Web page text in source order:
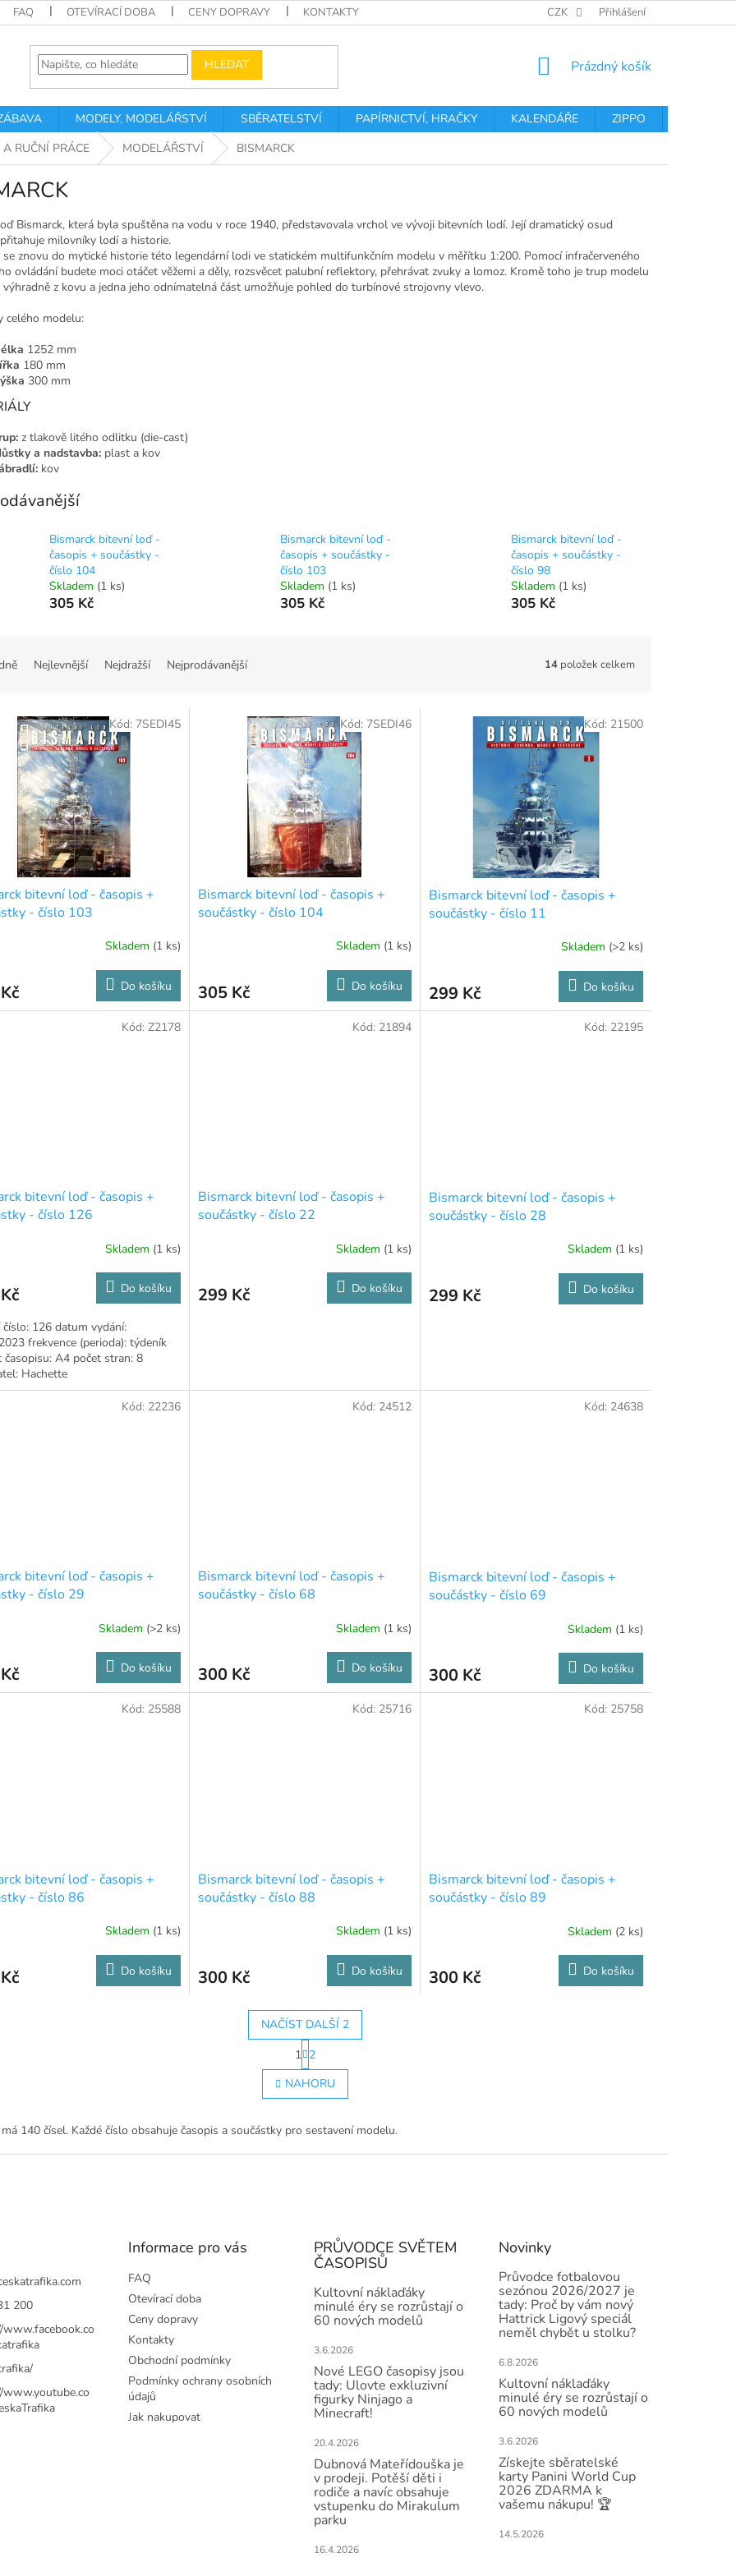
FAQ OTEVÍRACÍ DOBA CENY DOPRAVY KONTAKTY PODMÍNKY OCHRANY OSOBNÍCH
CZK Přihlášení
HLEDAT
NÁKUPNÍ
Prázdný košík
MODELY, MODELÁŘSTVÍ SBĚRATELSTVÍ PAPÍRNICTVÍ, HRAČKY KALENDÁŘE ZIPPO
RUČNÍ PRÁCE MODELÁŘSTVÍ BISMARCK
Bismarck, která byla spuštěna na vodu v roce 1940, představovala vrchol ve vývoji bitevních lodí. Její dramatický osud
milovníky lodí a historie.
se znovu do mytické historie této legendární lodi ve statickém multifunkčním modelu v měřítku 1:200. Pomocí infračerveného
ovládání budete moci otáčet věžemi a děly, rozsvěcet palubní reflektory, přehrávat zvuky a lomoz. Kromě toho je trup modelu
z kovu a jedna jeho odnímatelná část umožňuje pohled do turbínové strojovny vlevo.
celého modelu:
1252 mm
180 mm
300 mm
z tlakově litého odlitku (die-cast)
a nadstavba: plast a kov
kov
Bismarck bitevní loď -
časopis + součástky -
číslo 104
Skladem (1 ks)
305 Kč
Bismarck bitevní loď -
časopis + součástky -
číslo 103
Skladem (1 ks)
305 Kč
Bismarck bitevní loď -
časopis + součástky -
číslo 98
Skladem (1 ks)
305 Kč
Nejlevnější Nejdražší Nejprodávanější 14 položek celkem
bitevní loď - časopis +
- číslo 103
Skladem (1 ks)
Do košíku
Kód: 7SEDI45
Bismarck bitevní loď - časopis +
součástky - číslo 104
Skladem (1 ks)
305 Kč Do košíku
Kód: 7SEDI46
Bismarck bitevní loď - časopis +
součástky - číslo 11
Skladem (>2 ks)
299 Kč Do košíku
Kód: 21500
bitevní loď - časopis +
- číslo 126
Skladem (1 ks)
Do košíku
číslo: 126 datum vydání:
frekvence (perioda): týdeník
A4 počet stran: 8
Hachette
Kód: Z2178
Bismarck bitevní loď - časopis +
součástky - číslo 22
Skladem (1 ks)
299 Kč Do košíku
Kód: 21894
Bismarck bitevní loď - časopis +
součástky - číslo 28
Skladem (1 ks)
299 Kč Do košíku
Kód: 22195
bitevní loď - časopis +
- číslo 29
Skladem (>2 ks)
Do košíku
Kód: 22236
Bismarck bitevní loď - časopis +
součástky - číslo 68
Skladem (1 ks)
300 Kč Do košíku
Kód: 24512
Bismarck bitevní loď - časopis +
součástky - číslo 69
Skladem (1 ks)
300 Kč Do košíku
Kód: 24638
bitevní loď - časopis +
- číslo 86
Skladem (1 ks)
Do košíku
Kód: 25588
Bismarck bitevní loď - časopis +
součástky - číslo 88
Skladem (1 ks)
300 Kč Do košíku
Kód: 25716
Bismarck bitevní loď - časopis +
součástky - číslo 89
Skladem (2 ks)
300 Kč Do košíku
Kód: 25758
O
v
d
a
c
NAČÍST DALŠÍ 2
S
t
r
á
n
o
á
1 2
NAHORU
140 čísel. Každé číslo obsahuje časopis a součástky pro sestavení modelu.
200
Informace pro vás
FAQ
Otevírací doba
Ceny dopravy
Kontakty
Obchodní podmínky
Podmínky ochrany osobních
údajů
Jak nakupovat
PRŮVODCE SVĚTEM
ČASOPISŮ
Kultovní náklaďáky
minulé éry se rozrůstají o
60 nových modelů
3.6.2026
Nové LEGO časopisy jsou
tady: Ulovte exkluzivní
figurky Ninjago a
Minecraft!
20.4.2026
Dubnová Mateřídouška je
v prodeji. Potěší děti i
rodiče a navíc obsahuje
vstupenku do Mirakulum
parku
16.4.2026
Novinky
Průvodce fotbalovou
sezónou 2026/2027 je
tady: Proč by vám nový
Hattrick Ligový speciál
neměl chybět u stolku?
6.8.2026
Kultovní náklaďáky
minulé éry se rozrůstají o
60 nových modelů
3.6.2026
Získejte sběratelské
karty Panini World Cup
2026 ZDARMA k
vašemu nákupu! 🏆
14.5.2026